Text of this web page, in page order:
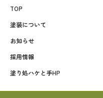
TOP
塗装について
お知らせ
採用情報
塗り処ハケと手HP